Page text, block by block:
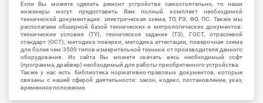
Если Вы можете сделать ремонт устройства самостоятельно, то наши
инженеры могут предоставить Вам полный комплект необходимой
технической документации: электрическая схема, ТО, РЭ, ФО, ПС. Также мы
располагаем обширной базой технических и метрологических документов:
технические условия (ТУ), техническое задание (ТЗ), ГОСТ, отраслевой
стандарт (ОСТ), методика поверки, методика аттестации, поверочная схема
для более чем 3500 типов измерительной техники от производителя данного
оборудования. Из сайта Вы можете скачать весь необходимый софт
(программа, драйвер) необходимый для работы приобретенного устройства.
Также у нас есть библиотека нормативно-правовых документов, которые
связаны с нашей сферой деятельности: закон, кодекс, постановление, указ,
временное положение.